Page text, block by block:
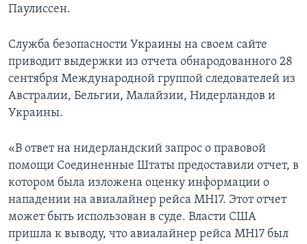
Паулиссен.
Служба безопасности Украины на своем сайте
приводит выдержки из отчета обнародованного 28
сентября Международной группой следователей из
Австралии, Бельгии, Малайзии, Нидерландов и
Украины.
«В ответ на нидерландский запрос о правовой
помощи Соединенные Штаты предоставили отчет, в
котором была изложена оценку информации о
нападении на авиалайнер рейса МН17. Этот отчет
может быть использован в суде. Власти США
пришла к выводу, что авиалайнер рейса МН17 был